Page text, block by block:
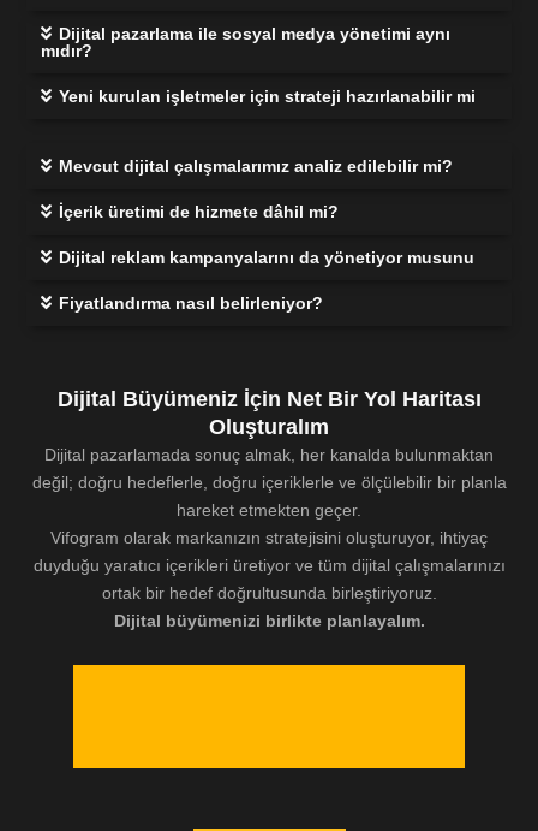
Dijital pazarlama ile sosyal medya yönetimi aynı
mıdır?
Yeni kurulan işletmeler için strateji hazırlanabilir mi
Mevcut dijital çalışmalarımız analiz edilebilir mi?
İçerik üretimi de hizmete dâhil mi?
Dijital reklam kampanyalarını da yönetiyor musunu
Fiyatlandırma nasıl belirleniyor?
Dijital Büyümeniz İçin Net Bir Yol Haritası
Oluşturalım
Dijital pazarlamada sonuç almak, her kanalda bulunmaktan
değil; doğru hedeflerle, doğru içeriklerle ve ölçülebilir bir planla
hareket etmekten geçer.
Vifogram olarak markanızın stratejisini oluşturuyor, ihtiyaç
duyduğu yaratıcı içerikleri üretiyor ve tüm dijital çalışmalarınızı
ortak bir hedef doğrultusunda birleştiriyoruz.
Dijital büyümenizi birlikte planlayalım.